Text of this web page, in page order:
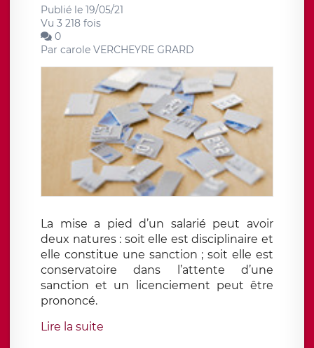
Publié le 19/05/21
Vu 3 218 fois
0
Par carole VERCHEYRE GRARD
La mise a pied d’un salarié peut avoir
deux natures : soit elle est disciplinaire et
elle constitue une sanction ; soit elle est
conservatoire dans l’attente d’une
sanction et un licenciement peut être
prononcé.
Lire la suite